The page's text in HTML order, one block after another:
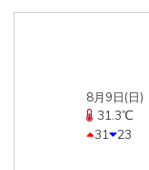
8月9日(日)
31.3℃
31 23